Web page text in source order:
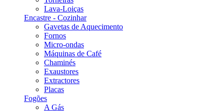
Lava-Loiças
Encastre - Cozinhar
Gavetas de Aquecimento
Fornos
Micro-ondas
Máquinas de Café
Chaminés
Exaustores
Extractores
Placas
Fogões
A Gás